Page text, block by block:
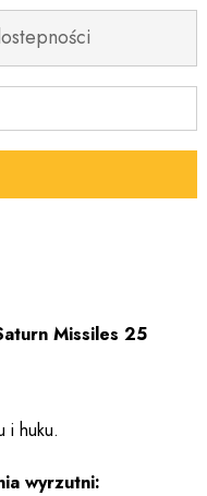
Missiles 25
i huku.
wyrzutni: